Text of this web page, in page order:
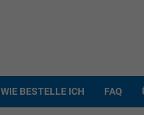
WIE BESTELLE ICH FAQ